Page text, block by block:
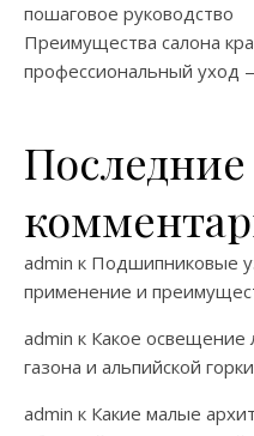
пошаговое руководство
Преимущества салона
профессиональный уход
Последние
admin к Подшипниковые
применение и
admin к Какое освещение
газона и альпийской горки
admin к Какие малые